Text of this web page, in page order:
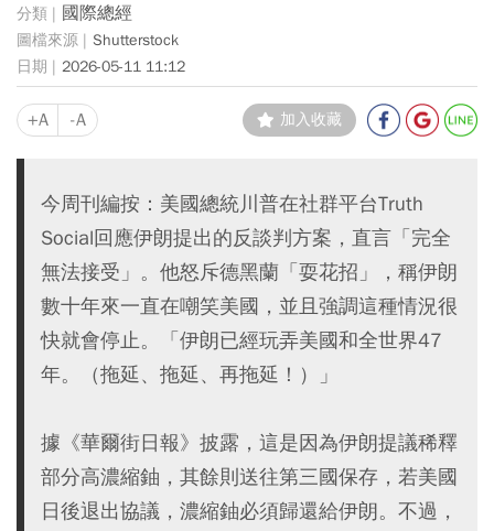
國際總經
Shutterstock
2026-05-11 11:12
+A -A 加入收藏
今周刊編按：美國總統川普在社群平台Truth
Social回應伊朗提出的反談判方案，直言「完全
無法接受」。他怒斥德黑蘭「耍花招」，稱伊朗
數十年來一直在嘲笑美國，並且強調這種情況很
快就會停止。「伊朗已經玩弄美國和全世界47
年。（拖延、拖延、再拖延！）」
據《華爾街日報》披露，這是因為伊朗提議稀釋
部分高濃縮鈾，其餘則送往第三國保存，若美國
日後退出協議，濃縮鈾必須歸還給伊朗。不過，